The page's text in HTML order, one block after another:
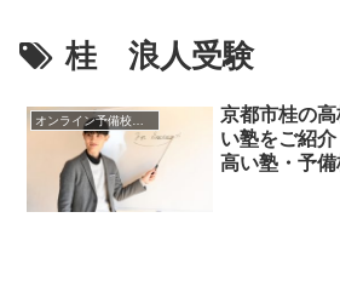
桂 浪人受験
京都市桂の
い塾をご紹
高い塾・予備